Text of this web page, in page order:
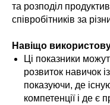
та розподіл
співробітників за
Навіщо
Ці показники
розвиток навичок
показуючи, де
компетенції і де є